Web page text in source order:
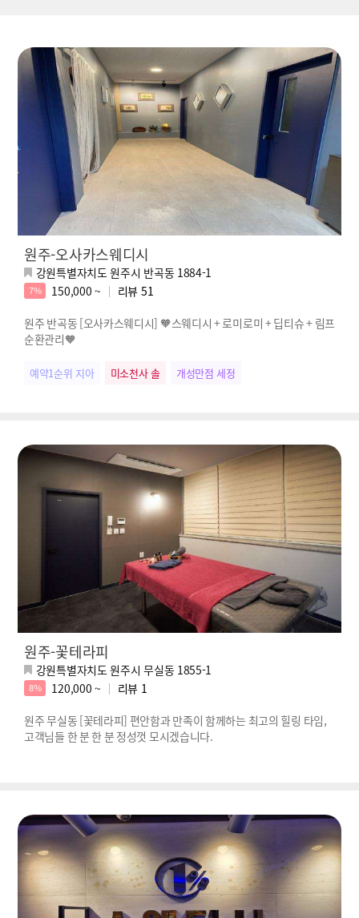
원주-오사카스웨디시
강원특별자치도 원주시 반곡동 1884-1
7% 150,000 ~ 리뷰 51
원주 반곡동 [오사카스웨디시] 🧡스웨디시 + 로미로미 + 딥티슈 + 림프
순환관리🧡
예약1순위 지아 미소천사 솔 개성만점 세정
원주-꽃테라피
강원특별자치도 원주시 무실동 1855-1
8% 120,000 ~ 리뷰 1
원주 무실동 [꽃테라피] 편안함과 만족이 함께하는 최고의 힐링 타임,
고객님들 한 분 한 분 정성껏 모시겠습니다.